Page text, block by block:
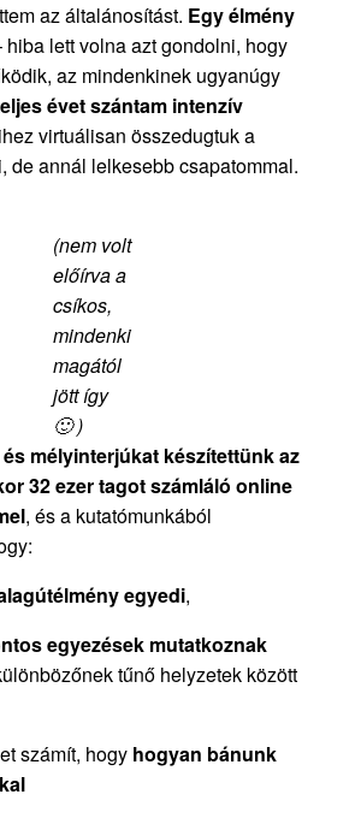
az általánosítást. Egy élmény
hiba lett volna azt gondolni, hogy
az mindenkinek ugyanúgy
évet szántam intenzív
virtuálisan összedugtuk a
de annál lelkesebb csapatommal.
(nem volt
előírva a
csíkos,
mindenki
magától
jött így
🙂 )
mélyinterjúkat készítettünk az
32 ezer tagot számláló online
, és a kutatómunkából
egyedi,
egyezések mutatkoznak
tűnő helyzetek között
számít, hogy hogyan bánunk